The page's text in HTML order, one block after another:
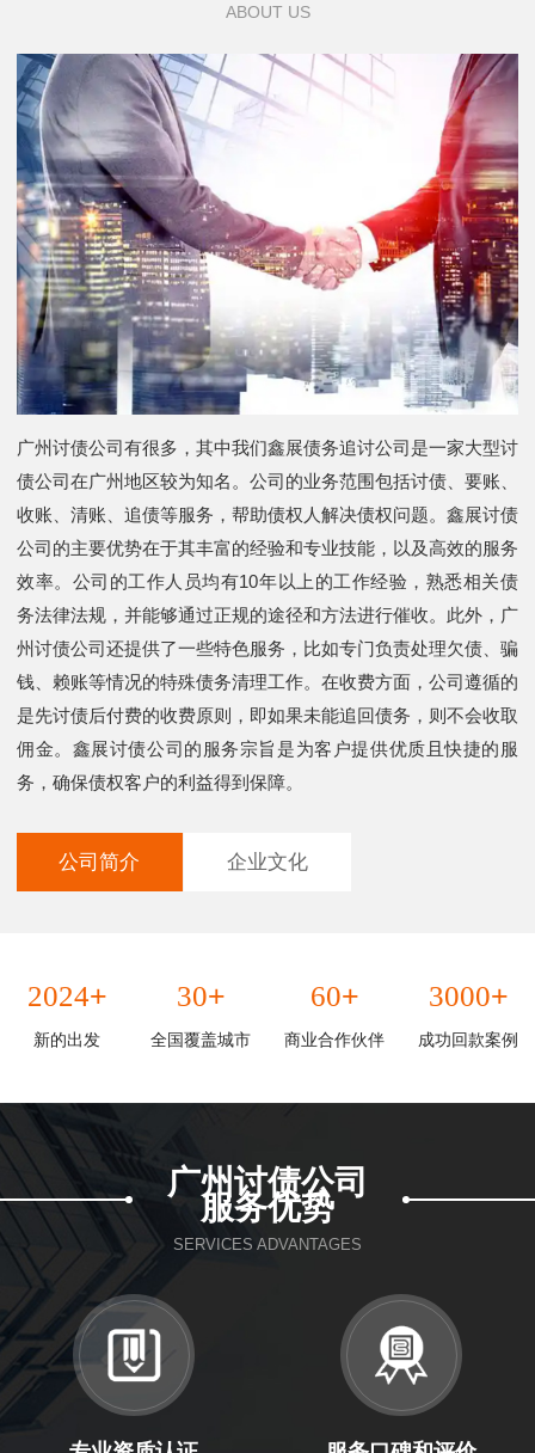
ABOUT US
广州讨债公司有很多，其中我们鑫展债务追讨公司是一家大型讨
债公司在广州地区较为知名。公司的业务范围包括讨债、要账、
收账、清账、追债等服务，帮助债权人解决债权问题。鑫展讨债
公司的主要优势在于其丰富的经验和专业技能，以及高效的服务
效率。公司的工作人员均有10年以上的工作经验，熟悉相关债
务法律法规，并能够通过正规的途径和方法进行催收。此外，广
州讨债公司还提供了一些特色服务，比如专门负责处理欠债、骗
钱、赖账等情况的特殊债务清理工作。在收费方面，公司遵循的
是先讨债后付费的收费原则，即如果未能追回债务，则不会收取
佣金。鑫展讨债公司的服务宗旨是为客户提供优质且快捷的服
务，确保债权客户的利益得到保障。
公司简介 企业文化
2024+
新的出发
30+
全国覆盖城市
60+
商业合作伙伴
3000+
成功回款案例
广州讨债公司
服务优势
SERVICES ADVANTAGES